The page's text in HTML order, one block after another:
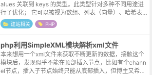
alues 关联到 keys 的类型。此类型针对多种不同用途进
行了优化； 它可以被视为数组、列表（向量）、哈希表
（映射的实现）、字典、集合、堆栈、队列等等。 由于 a
rr...
建站相关 PHP
php利用SimpleXML模块解析xml文件
本来想用一个xml文件来获取不断更新的数据，接触这个
模块后，发现似乎不能在顶部插入节点，比如有个chann
el节点，插入子节点始终只能从底部插入，但博主又希望